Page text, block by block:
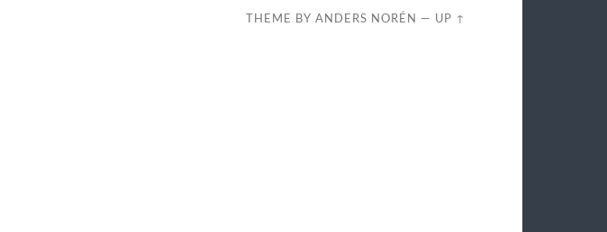
THEME BYANDERS NORÉN — UP ↑